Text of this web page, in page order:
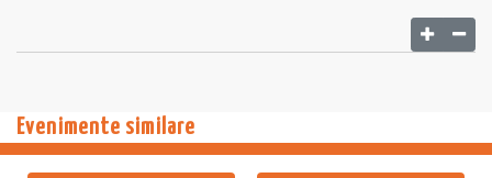
Evenimente similare